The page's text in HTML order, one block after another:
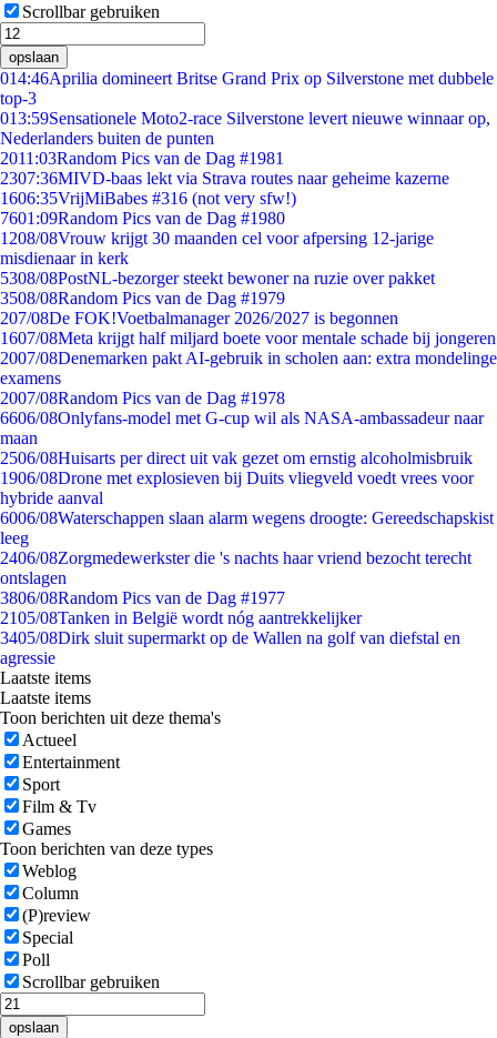
Scrollbar gebruiken
opslaan
014:46Aprilia domineert Britse Grand Prix op Silverstone met dubbele
top-3
013:59Sensationele Moto2-race Silverstone levert nieuwe winnaar op,
Nederlanders buiten de punten
2011:03Random Pics van de Dag #1981
2307:36MIVD-baas lekt via Strava routes naar geheime kazerne
1606:35VrijMiBabes #316 (not very sfw!)
7601:09Random Pics van de Dag #1980
1208/08Vrouw krijgt 30 maanden cel voor afpersing 12-jarige
misdienaar in kerk
5308/08PostNL-bezorger steekt bewoner na ruzie over pakket
3508/08Random Pics van de Dag #1979
207/08De FOK!Voetbalmanager 2026/2027 is begonnen
1607/08Meta krijgt half miljard boete voor mentale schade bij jongeren
2007/08Denemarken pakt AI-gebruik in scholen aan: extra mondelinge
examens
2007/08Random Pics van de Dag #1978
6606/08Onlyfans-model met G-cup wil als NASA-ambassadeur naar
maan
2506/08Huisarts per direct uit vak gezet om ernstig alcoholmisbruik
1906/08Drone met explosieven bij Duits vliegveld voedt vrees voor
hybride aanval
6006/08Waterschappen slaan alarm wegens droogte: Gereedschapskist
leeg
2406/08Zorgmedewerkster die 's nachts haar vriend bezocht terecht
ontslagen
3806/08Random Pics van de Dag #1977
2105/08Tanken in België wordt nóg aantrekkelijker
3405/08Dirk sluit supermarkt op de Wallen na golf van diefstal en
agressie
Laatste items
Laatste items
Toon berichten uit deze thema's
Actueel
Entertainment
Sport
Film & Tv
Games
Toon berichten van deze types
Weblog
Column
(P)review
Special
Poll
Scrollbar gebruiken
opslaan